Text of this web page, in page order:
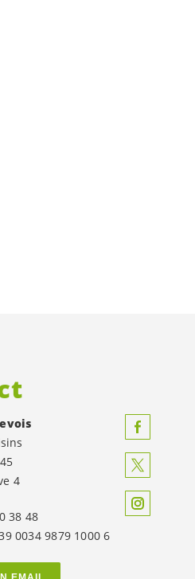
4
38 48
0034 9879 1000 6